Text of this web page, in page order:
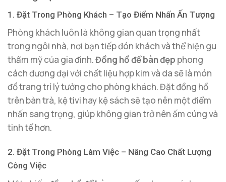
1. Đặt Trong Phòng Khách – Tạo Điểm Nhấn Ấn Tượng
Phòng khách luôn là không gian quan trọng nhất
trong ngôi nhà, nơi bạn tiếp đón khách và thể hiện gu
thẩm mỹ của gia đình.Đồng hồ để bàn đẹp phong
cách đương đại với chất liệu hợp kim và da sẽ là món
đồ trang trí lý tưởng cho phòng khách. Đặt đồng hồ
trên bàn trà, kệ tivi hay kệ sách sẽ tạo nên một điểm
nhấn sang trọng, giúp không gian trở nên ấm cúng và
tinh tế hơn.
2. Đặt Trong Phòng Làm Việc – Nâng Cao Chất Lượng
Công Việc